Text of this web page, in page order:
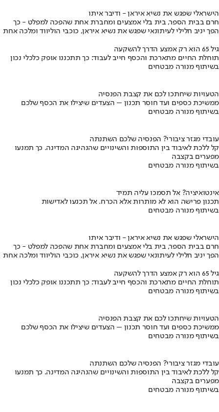
הישראלי שפגש את נשיא איראן - ודיבר איתו
חרם בבית הספר, בית בלי אמצעים ומחברת אחת שהפכה למפלט - כך
הפך יניב חלילי לעיתונאי שפגש את נשיא איראן, כוכבי הוליווד ומלכה אחת
גיל 65 הוא רק אמצע הדרך להשקעה
תוחלת החיים מתארכת והכסף חייב לעבוד: כך תתכננו אופק כלכלי נכון
בשיתוף מנורה מבטחים
הטעויות שיחתכו לכם את קצבת הפנסיה
ממשיכת כספים ועד חוסר תכנון – הצעדים שיצילו את הכסף שלכם
בשיתוף מנורה מבטחים
עובדי מגזר ציבורי? הפנסיה שלכם השתנתה
קל ללכת לאיבוד בין התוספות והשינויים שהנהיגה המדינה. כך תמנעו
מפערים בקצבה
בשיתוף מנורה מבטחים
אינטואיציה? אל תסמכו עליה תמיד
תכנון פרישה הוא לא מותרות אלא הכרח. אל תכנעו לאדישות
בשיתוף מנורה מבטחים
הישראלי שפגש את נשיא איראן - ודיבר איתו
חרם בבית הספר, בית בלי אמצעים ומחברת אחת שהפכה למפלט - כך
הפך יניב חלילי לעיתונאי שפגש את נשיא איראן, כוכבי הוליווד ומלכה אחת
גיל 65 הוא רק אמצע הדרך להשקעה
תוחלת החיים מתארכת והכסף חייב לעבוד: כך תתכננו אופק כלכלי נכון
בשיתוף מנורה מבטחים
הטעויות שיחתכו לכם את קצבת הפנסיה
ממשיכת כספים ועד חוסר תכנון – הצעדים שיצילו את הכסף שלכם
בשיתוף מנורה מבטחים
עובדי מגזר ציבורי? הפנסיה שלכם השתנתה
קל ללכת לאיבוד בין התוספות והשינויים שהנהיגה המדינה. כך תמנעו
מפערים בקצבה
בשיתוף מנורה מבטחים